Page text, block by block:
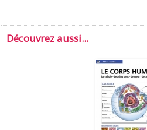
Découvrez aussi...